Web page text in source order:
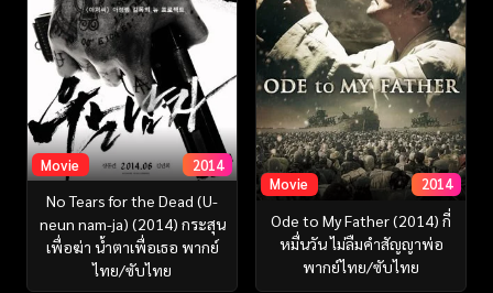
Movie 2014
No Tears for the Dead (U-
neun nam-ja) (2014) กระสุน
เพื่อฆ่า น้ำตาเพื่อเธอ พากย์
ไทย/ซับไทย
Movie 2014
Ode to My Father (2014) กี่
หมื่นวัน ไม่ลืมคำสัญญาพ่อ
พากย์ไทย/ซับไทย